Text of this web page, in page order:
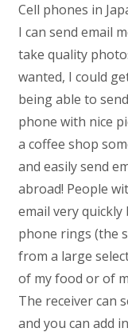
Cell phones in
I can send email
take quality
wanted, I could
being able to
phone with nice
a coffee shop
and easily send
abroad! People
email very
phone rings (the
from a large
of my food or of
The receiver can
and you can add